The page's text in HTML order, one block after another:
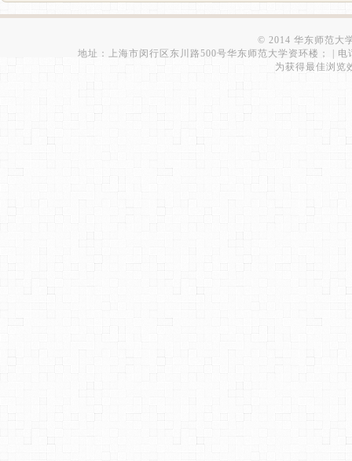
© 2014 华东师范大
地址：上海市闵行区东川路500号华东师范大学资环楼； |
为获得最佳浏览